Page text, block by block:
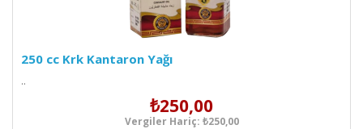
250 cc Krk Kantaron Yağı
..
₺250,00
Vergiler Hariç: ₺250,00